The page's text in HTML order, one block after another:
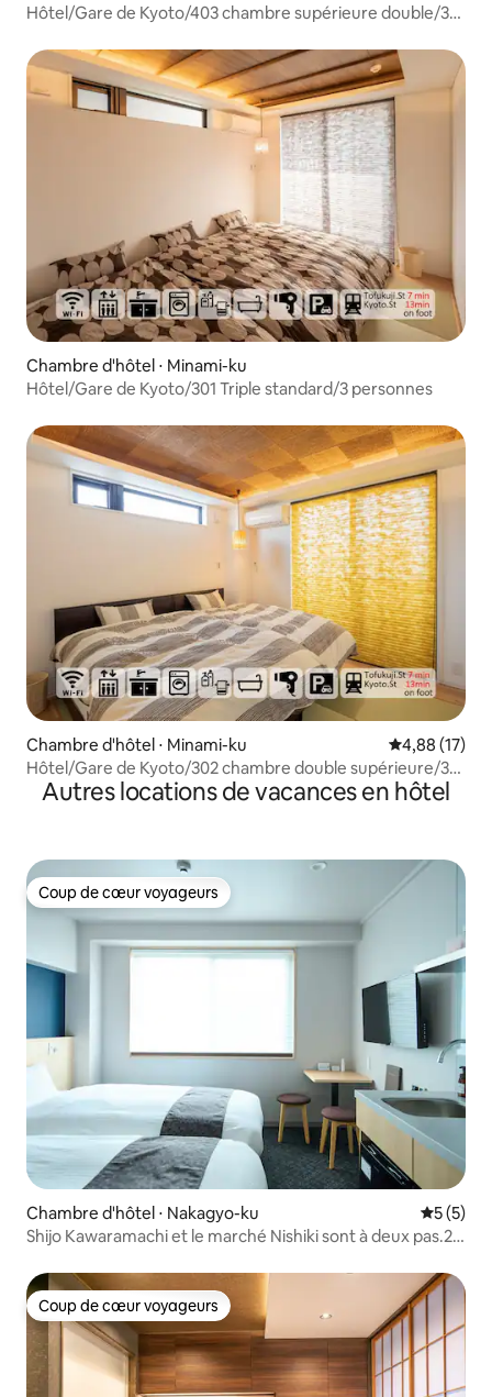
Hôtel/Gare de Kyoto/403 chambre supérieure double/3
Chambre d'hôtel ⋅ Minami-ku
Hôtel/Gare de Kyoto/301 Triple standard/3 personnes
Chambre d'hôtel ⋅ Minami-ku Évaluation
4,88 (17)
Hôtel/Gare de Kyoto/302 chambre double supérieure/3
personnes
Autres locations de vacances en hôtel
Coup de cœur voyageurs
Coup de cœur voyageurs
Chambre d'hôtel ⋅ Nakagyo-ku
5 (5)
Shijo Kawaramachi et le marché Nishiki sont à deux pas.21
Coup de cœur voyageurs
Coup de cœur voyageurs